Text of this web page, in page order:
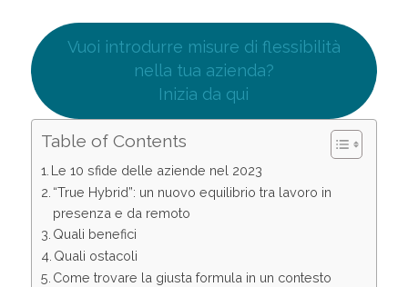
Vuoi introdurre misure di flessibilità
nella tua azienda?
Inizia da qui
Table of Contents
Le 10 sfide delle aziende nel 2023
“True Hybrid”: un nuovo equilibrio tra lavoro in
presenza e da remoto
Quali benefici
Quali ostacoli
Come trovare la giusta formula in un contesto